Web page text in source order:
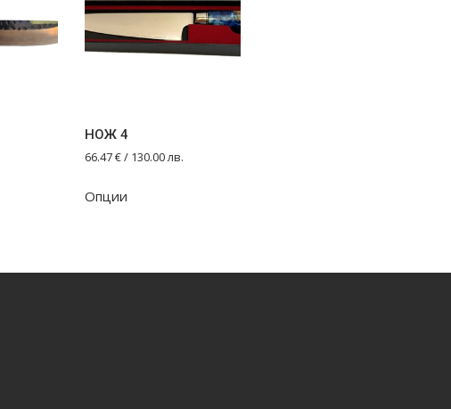
НОЖ 4
66.47€/ 130.00 лв.
Опции